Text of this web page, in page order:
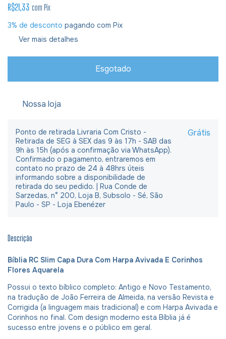
R$21,33 com Pix
3% de desconto pagando com Pix
Ver mais detalhes
Nossa loja
Ponto de retirada Livraria Com Cristo -
Retirada de SEG à SEX das 9 às 17h - SAB das
9h às 15h (após a confirmação via WhatsApp).
Confirmado o pagamento, entraremos em
contato no prazo de 24 à 48hrs úteis
informando sobre a disponibilidade de
retirada do seu pedido. | Rua Conde de
Sarzedas, n° 200, Loja B, Subsolo - Sé, São
Paulo - SP - Loja Ebenézer
Grátis
Descrição
Bíblia RC Slim Capa Dura Com Harpa Avivada E Corinhos
Flores Aquarela
Possui o texto bíblico completo: Antigo e Novo Testamento,
na tradução de João Ferreira de Almeida, na versão Revista e
Corrigida (a linguagem mais tradicional) e com Harpa Avivada e
Corinhos no final. Com design moderno esta Bíblia já é
sucesso entre jovens e o público em geral.